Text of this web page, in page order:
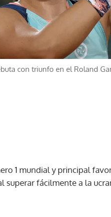
con triunfo en el Roland
1 mundial y principal
fácilmente a la